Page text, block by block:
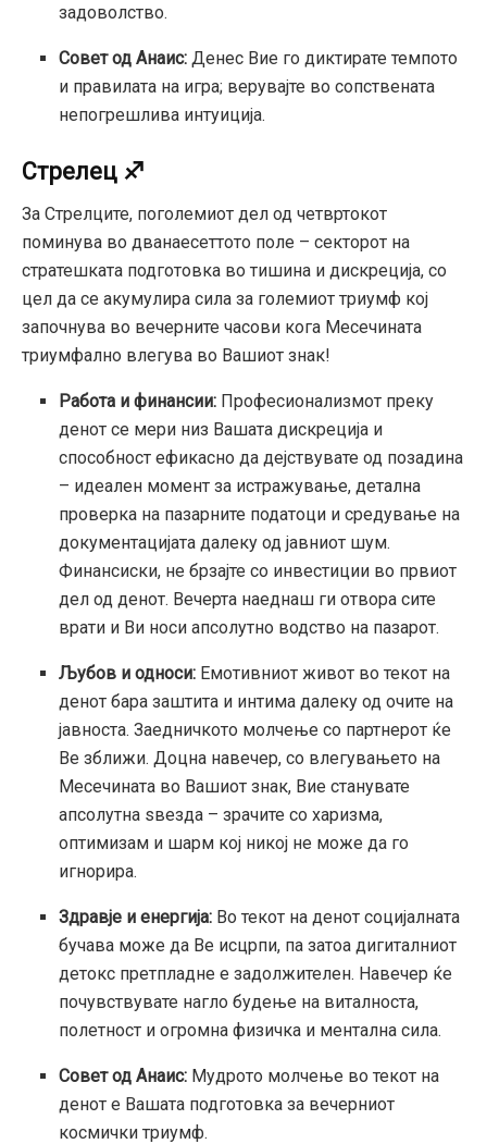
задоволство.
Совет од Анаис: Денес Вие го диктирате темпото
и правилата на игра; верувајте во сопствената
непогрешлива интуиција.
Стрелец ♐
За Стрелците, поголемиот дел од четвртокот
поминува во дванаесеттото поле – секторот на
стратешката подготовка во тишина и дискреција, со
цел да се акумулира сила за големиот триумф кој
започнува во вечерните часови кога Месечината
триумфално влегува во Вашиот знак!
Работа и финансии: Професионализмот преку
денот се мери низ Вашата дискреција и
способност ефикасно да дејствувате од позадина
– идеален момент за истражување, детална
проверка на пазарните податоци и средување на
документацијата далеку од јавниот шум.
Финансиски, не брзајте со инвестиции во првиот
дел од денот. Вечерта наеднаш ги отвора сите
врати и Ви носи апсолутно водство на пазарот.
Љубов и односи: Емотивниот живот во текот на
денот бара заштита и интима далеку од очите на
јавноста. Заедничкото молчење со партнерот ќе
Ве зближи. Доцна навечер, со влегувањето на
Месечината во Вашиот знак, Вие станувате
апсолутна ѕвезда – зрачите со харизма,
оптимизам и шарм кој никој не може да го
игнорира.
Здравје и енергија: Во текот на денот социјалната
бучава може да Ве исцрпи, па затоа дигиталниот
детокс претпладне е задолжителен. Навечер ќе
почувствувате нагло будење на виталноста,
полетност и огромна физичка и ментална сила.
Совет од Анаис: Мудрото молчење во текот на
денот е Вашата подготовка за вечерниот
космички триумф.